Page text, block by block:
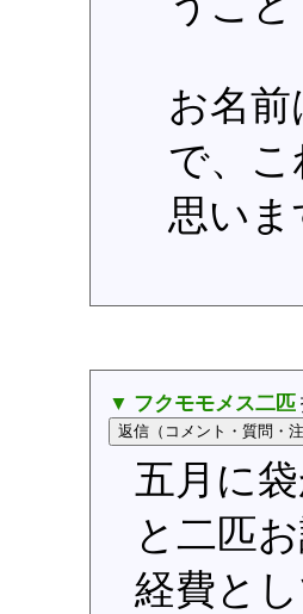
お名
で、
思いま
▼ フクモモメス二匹
五月に
と二匹
経費と